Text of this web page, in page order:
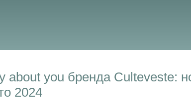
about you бренда Culteveste:
2024